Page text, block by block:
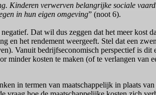
Kinderen verwerven belangrijke sociale
in hun eigen omgeving” (noot 6).
Dat wil dus zeggen dat het meer kost
en het rendement weergeeft. Stel dat een
Vanuit bedrijfseconomisch perspectief is
minder kosten te maken (of te verlangen
in termen van maatschappelijk in plaats